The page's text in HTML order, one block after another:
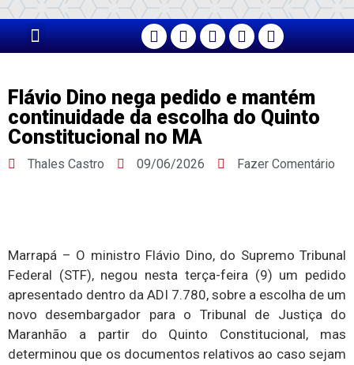
Flávio Dino nega pedido e mantém
continuidade da escolha do Quinto
Constitucional no MA
Thales Castro 09/06/2026 Fazer Comentário
Marrapá – O ministro Flávio Dino, do Supremo Tribunal
Federal (STF), negou nesta terça-feira (9) um pedido
apresentado dentro da ADI 7.780, sobre a escolha de um
novo desembargador para o Tribunal de Justiça do
Maranhão a partir do Quinto Constitucional, mas
determinou que os documentos relativos ao caso sejam